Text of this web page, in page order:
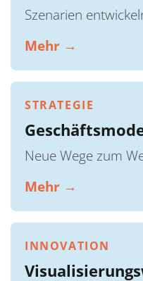
Szenarien
Mehr →
STRATEGIE
Neue Wege zum
Mehr →
INNOVATION